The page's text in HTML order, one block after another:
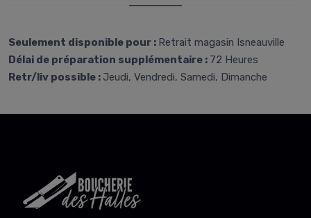
Seulement disponible pour : Retrait magasin Isneauville
Délai de préparation supplémentaire : 72 Heures
Retr/liv possible : Jeudi, Vendredi, Samedi, Dimanche